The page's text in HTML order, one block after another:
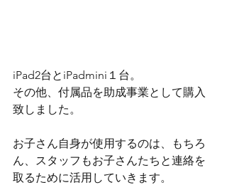
iPad2台とiPadmini１台。
その他、付属品を助成事業として購入
致しました。
お子さん自身が使用するのは、もちろ
ん、スタッフもお子さんたちと連絡を
取るために活用していきます。